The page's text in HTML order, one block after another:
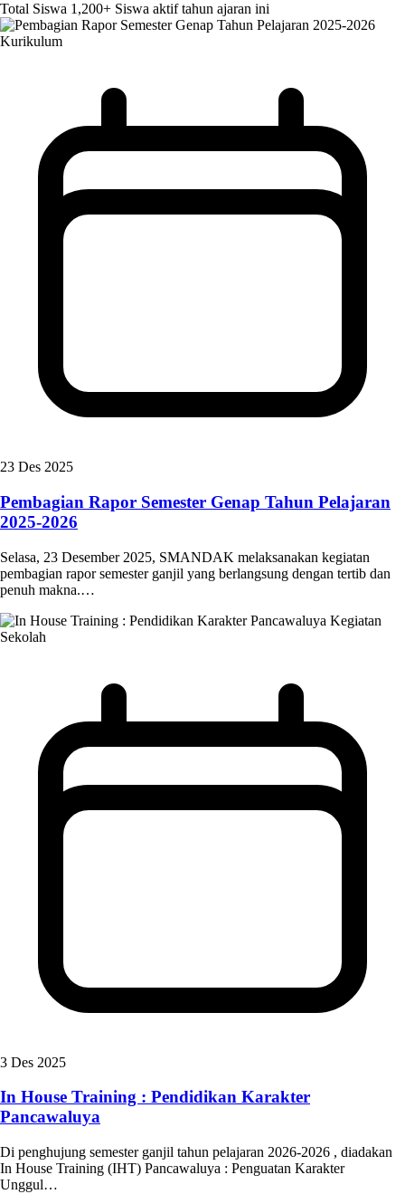
Total Siswa 1,200+ Siswa aktif tahun ajaran ini
Kurikulum
23 Des 2025
Pembagian Rapor Semester Genap Tahun Pelajaran
2025-2026
Selasa, 23 Desember 2025, SMANDAK melaksanakan kegiatan
pembagian rapor semester ganjil yang berlangsung dengan tertib dan
penuh makna.…
Kegiatan
Sekolah
3 Des 2025
In House Training : Pendidikan Karakter
Pancawaluya
Di penghujung semester ganjil tahun pelajaran 2026-2026 , diadakan
In House Training (IHT) Pancawaluya : Penguatan Karakter
Unggul…